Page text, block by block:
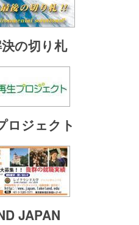
の切り札
ロジェクト
JAPAN